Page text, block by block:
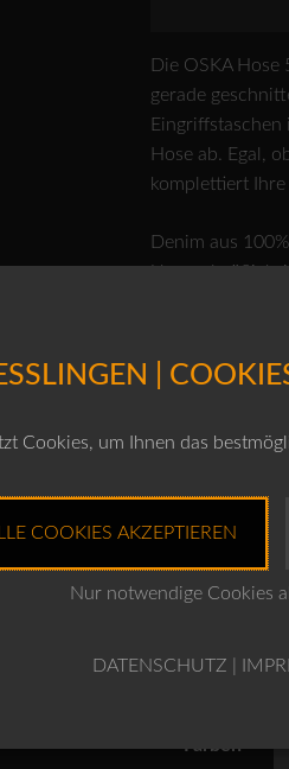
Die OSKA
gerade
Eingriffstaschen
Hose ab. Egal,
komplettiert Ihre
Denim aus
Materials. BCI
Verbesserung
Umwelt.
Schonwäsche
schonend
nicht lokal
Produktnr.:
ACHTUNG:
Farben
|
Cookies, um Ihnen das
COOKIES AKZEPTIEREN
Nur notwendige Cookies
DATENSCHUTZ